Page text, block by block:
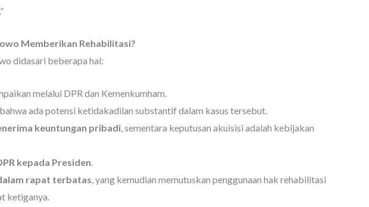
Memberikan Rehabilitasi?
didasari beberapa hal:
melalui DPR dan Kemenkumham.
bahwa ada potensi ketidakadilan substantif dalam kasus tersebut.
keuntungan pribadi, sementara keputusan akuisisi adalah kebijakan
kepada Presiden.
rapat terbatas, yang kemudian memutuskan penggunaan hak rehabilitasi
ketiganya.